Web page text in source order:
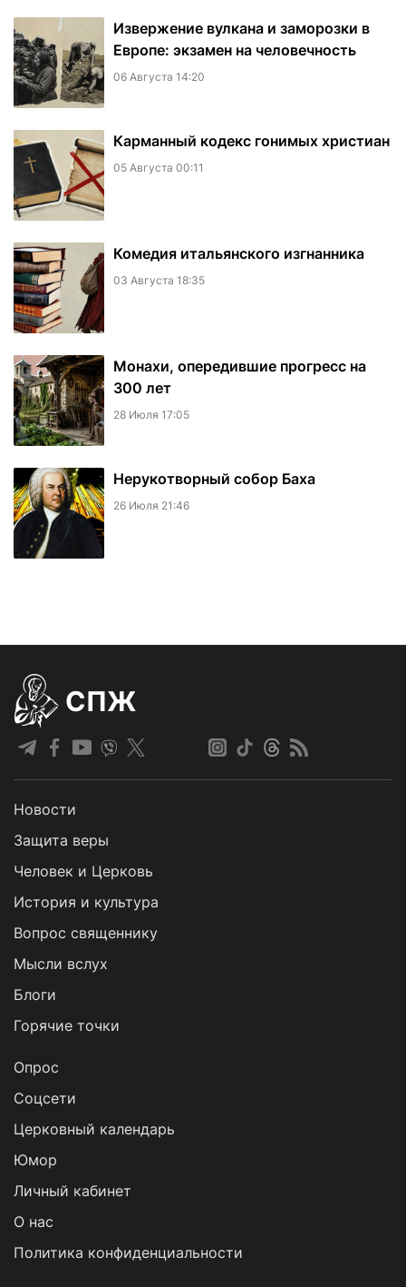
Извержение вулкана и заморозки в
Европе: экзамен на человечность
06 Августа 14:20
Карманный кодекс гонимых христиан
05 Августа 00:11
Комедия итальянского изгнанника
03 Августа 18:35
Монахи, опередившие прогресс на
300 лет
28 Июля 17:05
Нерукотворный собор Баха
26 Июля 21:46
СПЖ
Новости
Защита веры
Человек и Церковь
История и культура
Вопрос священнику
Мысли вслух
Блоги
Горячие точки
Опрос
Cоцсети
Церковный календарь
Юмор
Личный кабинет
О нас
Политика конфиденциальности